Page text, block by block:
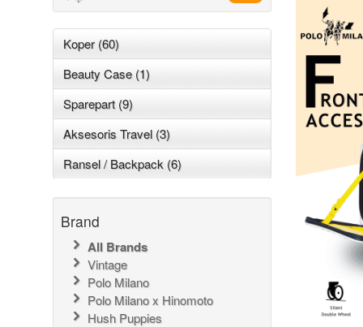
Koper (60)
Beauty Case (1)
Sparepart (9)
Aksesoris Travel (3)
Ransel / Backpack (6)
Brand
All Brands
Vintage
Polo Milano
Polo Milano x Hinomoto
Hush Puppies